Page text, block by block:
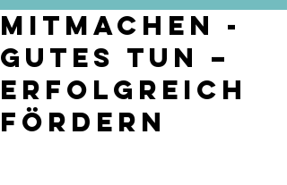
Mitmachen -
Gutes tun –
Erfolgreich
Fördern